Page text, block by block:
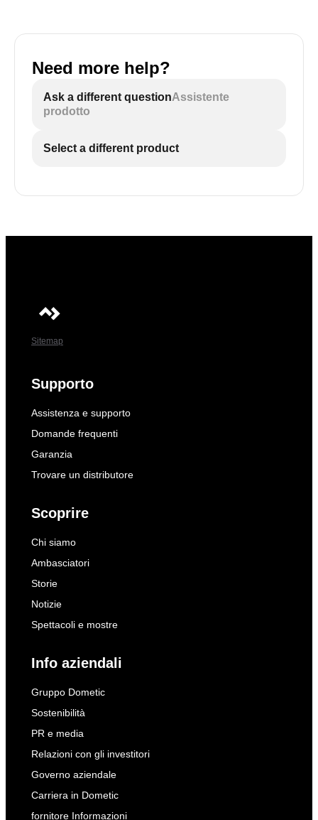
Need more help?
Ask a different questionAssistente
prodotto
Select a different product
Sitemap
Supporto
Assistenza e supporto
Domande frequenti
Garanzia
Trovare un distributore
Scoprire
Chi siamo
Ambasciatori
Storie
Notizie
Spettacoli e mostre
Info aziendali
Gruppo Dometic
Sostenibilità
PR e media
Relazioni con gli investitori
Governo aziendale
Carriera in Dometic
fornitore Informazioni